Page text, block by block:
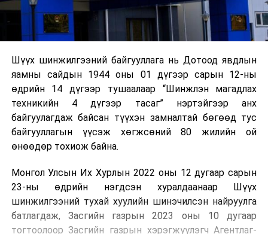
Шүүх шинжилгээний байгууллага нь Дотоод явдлын
яамны сайдын 1944 оны 01 дүгээр сарын 12-ны
өдрийн 14 дүгээр тушаалаар “Шинжлэн магадлах
техникийн 4 дүгээр тасаг” нэртэйгээр анх
байгуулагдаж байсан түүхэн замналтай бөгөөд тус
байгууллагын үүсэж хөгжсөний 80 жилийн ой
өнөөдөр тохиож байна.
Монгол Улсын Их Хурлын 2022 оны 12 дугаар сарын
23-ны өдрийн нэгдсэн хуралдаанаар Шүүх
шинжилгээний тухай хуулийн шинэчилсэн найруулга
батлагдаж, Засгийн газрын 2023 оны 10 дугаар
тогтоолоор Засгийн газрын хэрэгжүүлэгч Агентлаг-